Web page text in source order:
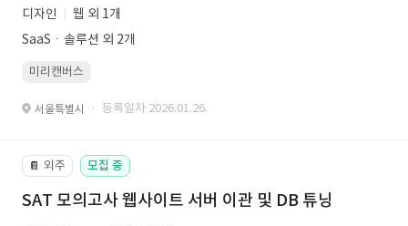
디자인
웹 외 1개
SaaSㆍ솔루션 외 2개
미리캔버스
서울특별시 · 등록일자 2026.01.26.
📔 외주 모집 중
SAT 모의고사 웹사이트 서버 이관 및 DB 튜닝